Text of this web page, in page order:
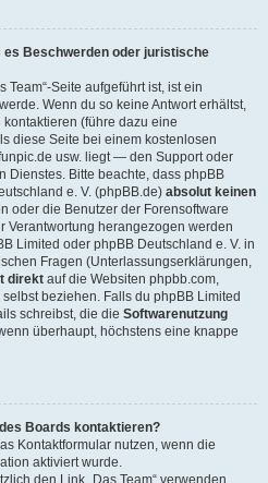
es Beschwerden oder juristische
Team“-Seite aufgeführt ist, ist ein
Wenn du so keine Antwort erhältst,
(führe dazu eine
diese Seite bei einem kostenlosen
usw. liegt — den Support oder
Dienstes. Bitte beachte, dass phpBB
e. V. (phpBB.de) absolut keinen
oder die Benutzer der Forensoftware
Verantwortung herangezogen werden
Limited oder phpBB Deutschland e. V. in
Fragen (Unterlassungserklärungen,
direkt auf die Websiten phpbb.com,
beziehen. Falls du phpBB Limited
schreibst, die die Softwarenutzung
überhaupt, höchstens eine knappe
Boards kontaktieren?
Kontaktformular nutzen, wenn die
aktiviert wurde.
den Link „Das Team“ verwenden.